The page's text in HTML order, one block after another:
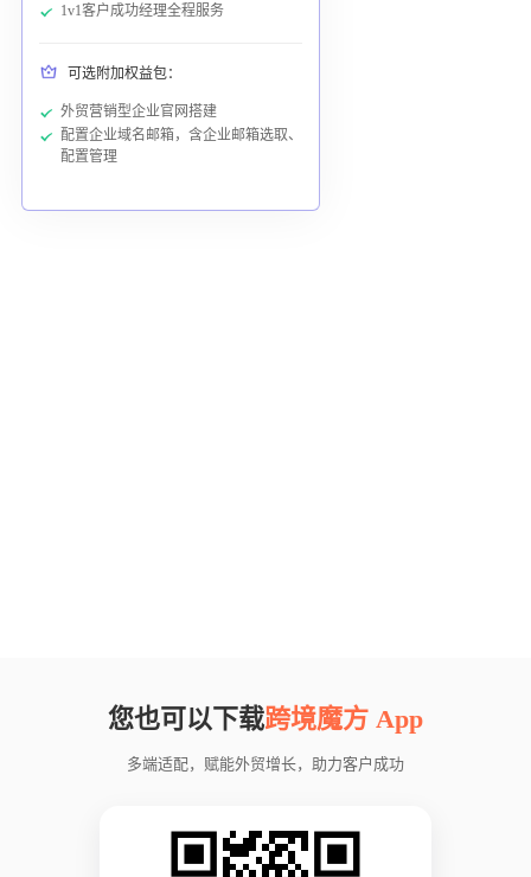
1v1客户成功经理全程服务
可选附加权益包：
外贸营销型企业官网搭建
配置企业域名邮箱，含企业邮箱选取、
配置管理
您也可以下载跨境魔方 App
多端适配，赋能外贸增长，助力客户成功